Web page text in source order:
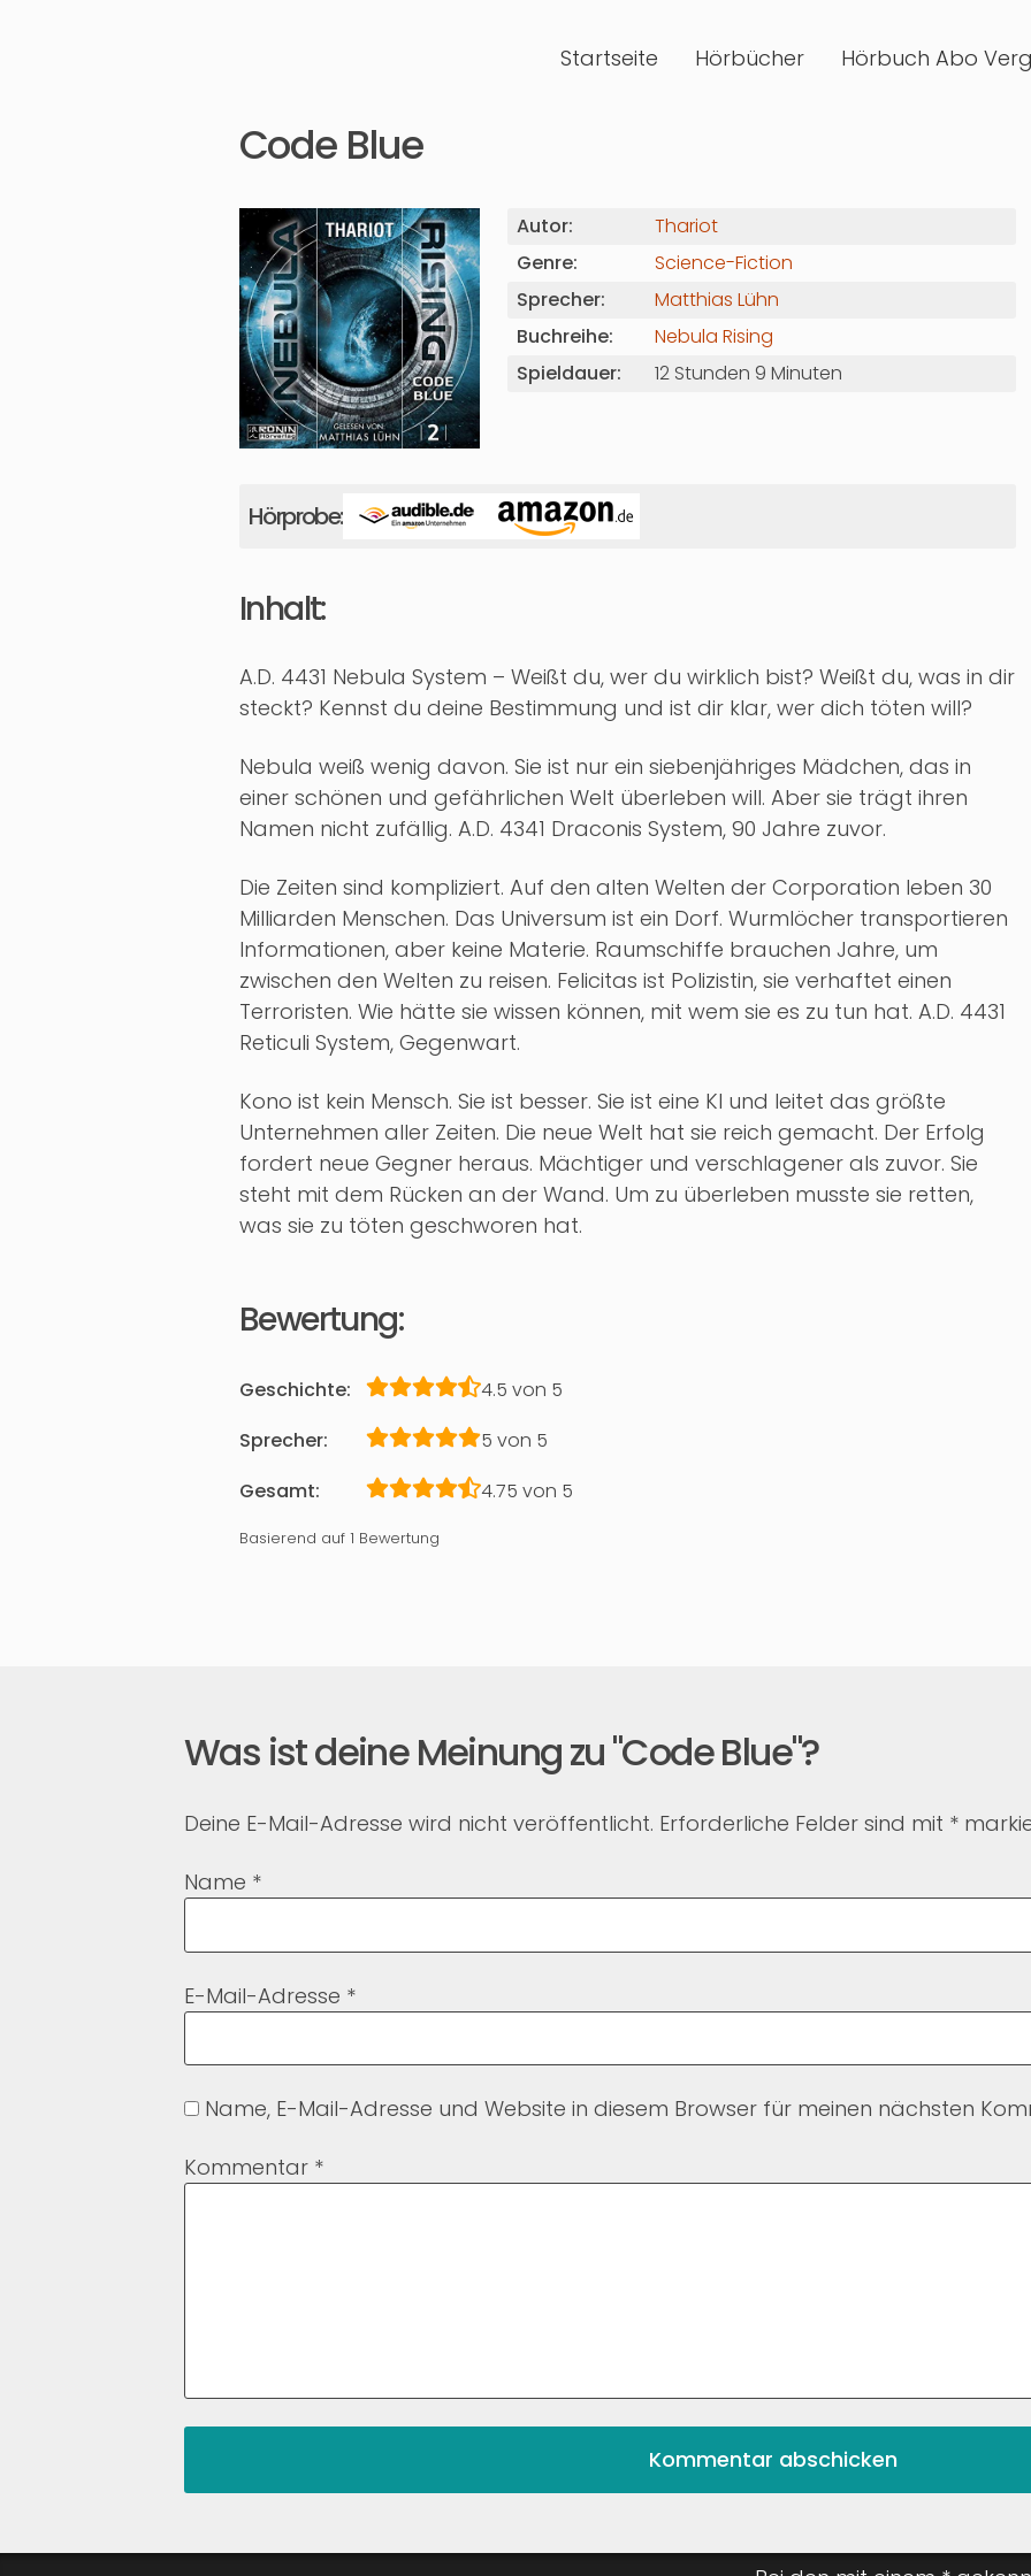
Startseite Hörbücher Hörbuch Abo
Code Blue
Autor:
Thariot
Genre:
Science-Fiction
Sprecher:
Matthias Lühn
Buchreihe:
Nebula Rising
Spieldauer:
12 Stunden 9 Minuten
Hörprobe:
Inhalt:
A.D. 4431 Nebula System – Weißt du, wer du wirklich bist? Weißt du, was in dir
steckt? Kennst du deine Bestimmung und ist dir klar, wer dich töten will?
Nebula weiß wenig davon. Sie ist nur ein siebenjähriges Mädchen, das in
einer schönen und gefährlichen Welt überleben will. Aber sie trägt ihren
Namen nicht zufällig. A.D. 4341 Draconis System, 90 Jahre zuvor.
Die Zeiten sind kompliziert. Auf den alten Welten der Corporation leben 30
Milliarden Menschen. Das Universum ist ein Dorf. Wurmlöcher transportieren
Informationen, aber keine Materie. Raumschiffe brauchen Jahre, um
zwischen den Welten zu reisen. Felicitas ist Polizistin, sie verhaftet einen
Terroristen. Wie hätte sie wissen können, mit wem sie es zu tun hat. A.D. 4431
Reticuli System, Gegenwart.
Kono ist kein Mensch. Sie ist besser. Sie ist eine KI und leitet das größte
Unternehmen aller Zeiten. Die neue Welt hat sie reich gemacht. Der Erfolg
fordert neue Gegner heraus. Mächtiger und verschlagener als zuvor. Sie
steht mit dem Rücken an der Wand. Um zu überleben musste sie retten,
was sie zu töten geschworen hat.
Bewertung:
Geschichte:
4.5 von 5
Sprecher:
5 von 5
Gesamt:
4.75 von 5
Basierend auf 1 Bewertung
Was ist deine Meinung zu "Code Blue"?
Deine E-Mail-Adresse wird nicht veröffentlicht. Erforderliche Felder sind mit *
Name *
E-Mail-Adresse *
Name, E-Mail-Adresse und Website in diesem Browser für meinen nächsten
Kommentar *